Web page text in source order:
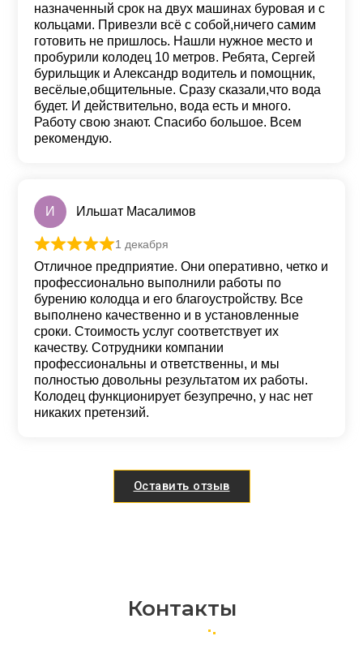
назначенный срок на двух машинах буровая и с
кольцами. Привезли всё с собой,ничего самим
готовить не пришлось. Нашли нужное место и
пробурили колодец 10 метров. Ребята, Сергей
бурильщик и Александр водитель и помощник,
весёлые,общительные. Сразу сказали,что вода
будет. И действительно, вода есть и много.
Работу свою знают. Спасибо большое. Всем
рекомендую.
И Ильшат Масалимов
Оценка 5 из 5
1 декабря
Отличное предприятие. Они оперативно, четко и
профессионально выполнили работы по
бурению колодца и его благоустройству. Все
выполнено качественно и в установленные
сроки. Стоимость услуг соответствует их
качеству. Сотрудники компании
профессиональны и ответственны, и мы
полностью довольны результатом их работы.
Колодец функционирует безупречно, у нас нет
никаких претензий.
Оставить отзыв
Контакты